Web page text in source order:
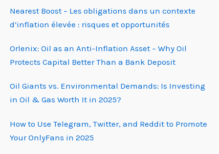
Nearest Boost – Les obligations dans un contexte
d’inflation élevée : risques et opportunités
Orlenix: Oil as an Anti-Inflation Asset – Why Oil
Protects Capital Better Than a Bank Deposit
Oil Giants vs. Environmental Demands: Is Investing
in Oil & Gas Worth It in 2025?
How to Use Telegram, Twitter, and Reddit to Promote
Your OnlyFans in 2025